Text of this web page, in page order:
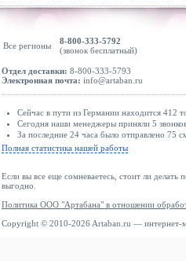
Все регионы
8-800-333-5792
(звонок бесплатный)
Отдел доставки: 8-800-333-5793
Электронная почта: info@artaban.ru
Сейчас в пути из Германии находится 412
Сегодня наши менеджеры приняли 5
За последние 24 часа было отправлено 75
Полная статистика нашей работы
Если вы все еще сомневаетесь, стоит ли делать
выгодно.
Политика ООО "Артабана" в отношении
Copyright © 2010-2026 Artaban.ru — интернет-